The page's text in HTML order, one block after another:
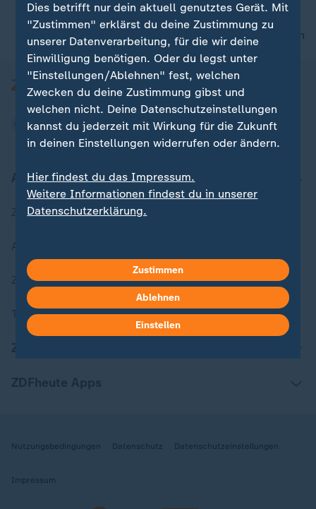
nach oben
Aktuell bei ZDFheute
Zuletzt veröffentlicht
ZDFheute Stories
Themen im Überblick
Nutzungsbedingungen Datenschutz Datenschutzeinstellungen
Impressum
Dies betrifft nur dein aktuell genutztes Gerät. Mit
"Zustimmen" erklärst du deine Zustimmung zu
unserer Datenverarbeitung, für die wir deine
Einwilligung benötigen. Oder du legst unter
"Einstellungen/Ablehnen" fest, welchen
Zwecken du deine Zustimmung gibst und
welchen nicht. Deine Datenschutzeinstellungen
kannst du jederzeit mit Wirkung für die Zukunft
in deinen Einstellungen widerrufen oder ändern.
Hier findest du das Impressum.
Weitere Informationen findest du in unserer
Datenschutzerklärung.
Zustimmen
Ablehnen
Einstellen